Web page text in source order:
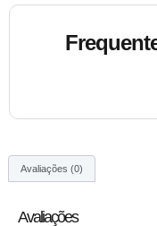
Avaliações (0)
Avaliações